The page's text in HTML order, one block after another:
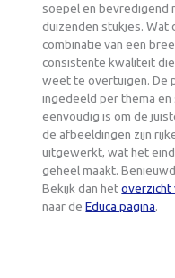
soepel en bevredigend
duizenden stukjes. Wat
combinatie van een
consistente kwaliteit
weet te overtuigen. De
ingedeeld per thema
eenvoudig is om de
de afbeeldingen zijn
uitgewerkt, wat het
geheel maakt.
Bekijk dan hetoverzicht
naar deEduca pagina.